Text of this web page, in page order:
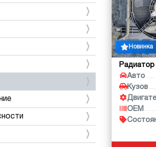
Новинка
Авто
Кузов
OEM